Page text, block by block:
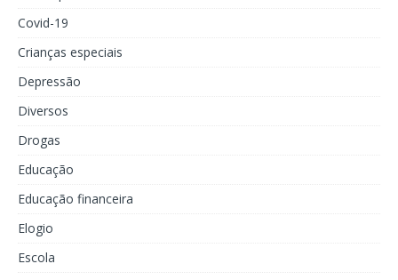
Covid-19
Crianças especiais
Depressão
Diversos
Drogas
Educação
Educação financeira
Elogio
Escola